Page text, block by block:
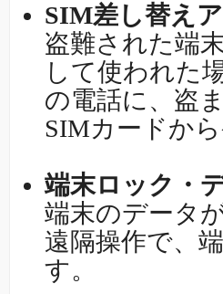
SIM差し替え
盗難された端
して使われた
の電話に、盗
SIMカードか
端末ロック・
端末のデータ
遠隔操作で、
す。